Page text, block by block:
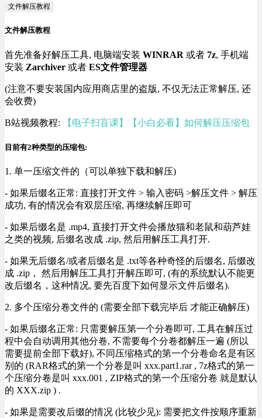
文件解压教程
文件解压教程
首先准备好解压工具, 电脑端安装 WINRAR 或者 7z, 手机端
安装 Zarchiver 或者 ES文件管理器
(注意不要安装国内应用商店里的盗版, 不仅无法正常解压, 还
会收费)
B站视频教程: 【电子扫盲课】【小白必看】如何解压压缩包
目前有2种类型的压缩包:
1. 单一压缩文件的（可以单独下载和解压)
- 如果后缀名正常: 直接打开文件 > 输入密码 >解压文件 > 解压
成功, 有的情况会有双层压缩, 再继续解压即可
- 如果后缀名是 .mp4, 直接打开文件会播放猫和老鼠和葫芦娃
之类的视频, 后缀名改成 .zip, 然后用解压工具打开.
- 如果无后缀名/或者后缀名是 .txt等各种奇怪的后缀名, 后缀改
成 .zip， 然后用解压工具打开解压即可, (有的系统默认不能更
改后缀名，这种情况, 要先百度下如何显示文件后缀名).
2. 多个压缩分卷文件的 (需要全部下载完毕后 才能正确解压)
- 如果后缀名正常: 只需要解压第一个分卷即可, 工具在解压过
程中会自动调用其他分卷, 不需要每个分卷都解压一遍 (所以
需要提前全部下载好), 不同压缩格式的第一个分卷命名是有区
别的 (RAR格式的第一个分卷是叫 xxx.part1.rar , 7z格式的第一
个压缩分卷是叫 xxx.001 , ZIP格式的第一个压缩分卷 就是默认
的 XXX.zip ) .
- 如果是需要改后缀的情况 (比较少见): 需要把文件按顺序重新